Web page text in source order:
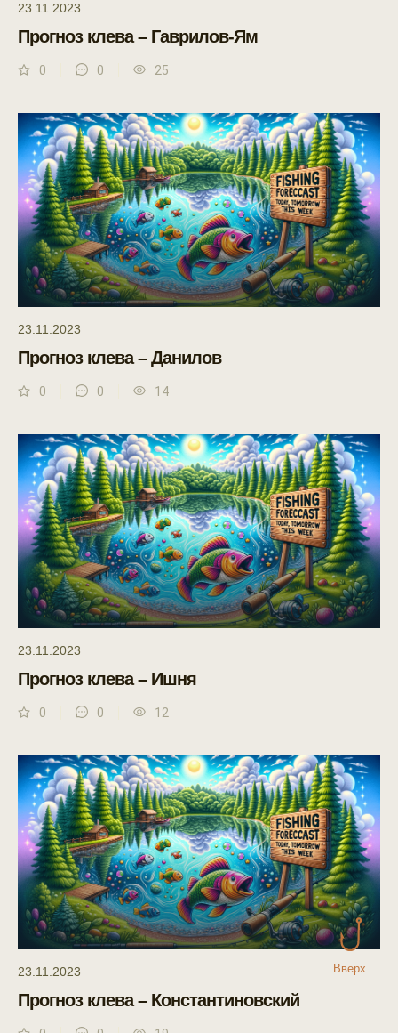
23.11.2023
Прогноз клева – Гаврилов-Ям
0 0 25
23.11.2023
Прогноз клева – Данилов
0 0 14
23.11.2023
Прогноз клева – Ишня
0 0 12
23.11.2023
Прогноз клева – Константиновский
Вверх